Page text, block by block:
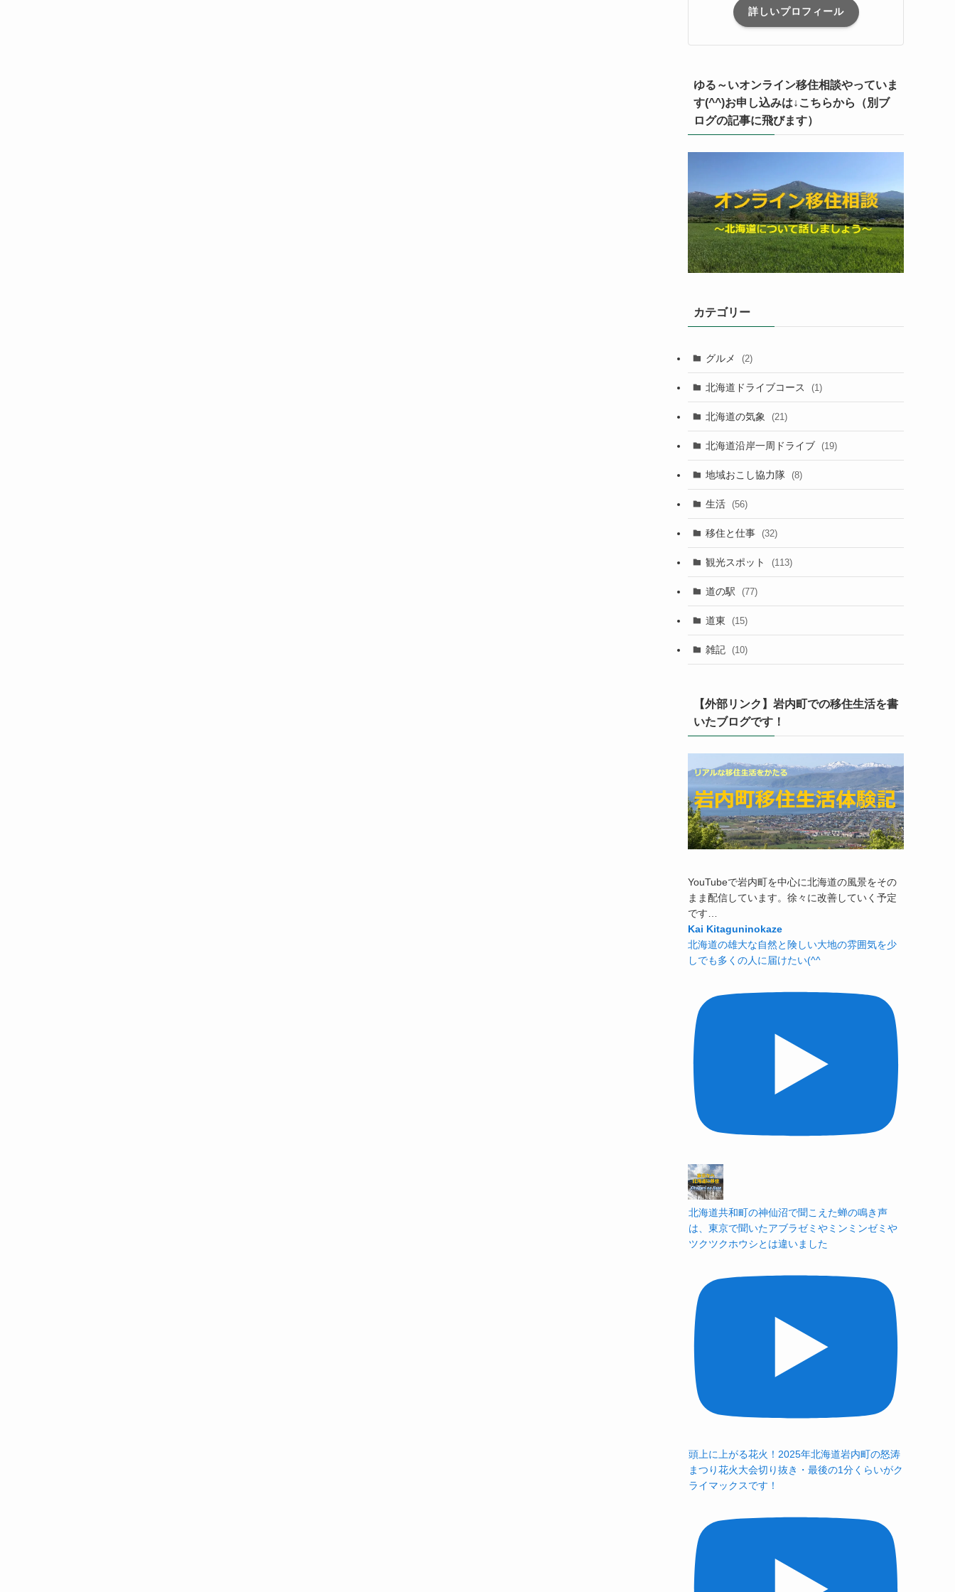
詳しいプロフィール
ゆる～いオンライン移住相談やっていま
す(^^)お申し込みは↓こちらから（別ブ
ログの記事に飛びます）
カテゴリー
グルメ (2)
北海道ドライブコース (1)
北海道の気象 (21)
北海道沿岸一周ドライブ (19)
地域おこし協力隊 (8)
生活 (56)
移住と仕事 (32)
観光スポット (113)
道の駅 (77)
道東 (15)
雑記 (10)
【外部リンク】岩内町での移住生活を書
いたブログです！
YouTubeで岩内町を中心に北海道の風景をその
まま配信しています。徐々に改善していく予定
です…
Kai Kitaguninokaze
北海道の雄大な自然と険しい大地の雰囲気を少
しでも多くの人に届けたい(^^ゞ
北海道共和町の神仙沼で聞こえた蝉の鳴き声
は、東京で聞いたアブラゼミやミンミンゼミや
ツクツクホウシとは違いました
頭上に上がる花火！2025年北海道岩内町の怒涛
まつり花火大会切り抜き・最後の1分くらいがク
ライマックスです！